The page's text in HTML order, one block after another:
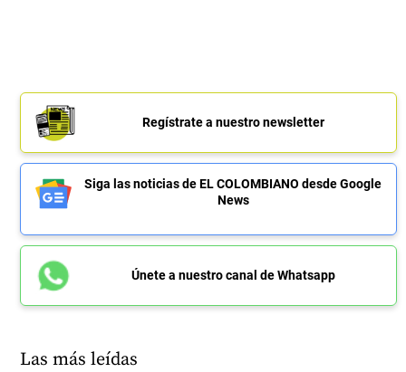
Regístrate a nuestro newsletter
Siga las noticias de EL COLOMBIANO desde Google
News
Únete a nuestro canal de Whatsapp
Las más leídas